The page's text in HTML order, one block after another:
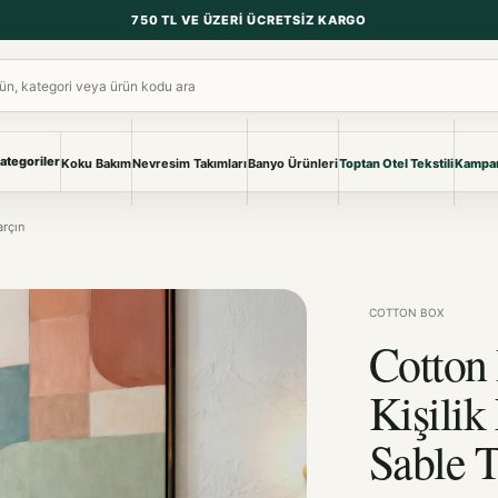
750 TL VE ÜZERI ÜCRETSIZ KARGO
Bebek Ürünleri
Pijama & Ev
Koku BakımNevresim TakımlarıBanyo ÜrünleriToptan Otel Tekstili
COTTON BOX
Kişilik
Sable